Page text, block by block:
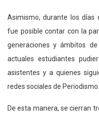
Asimismo, durante los días
fue posible contar con la
generaciones y ámbitos
actuales estudiantes
asistentes y a quienes
redes sociales de Periodismo.
De esta manera, se cierran